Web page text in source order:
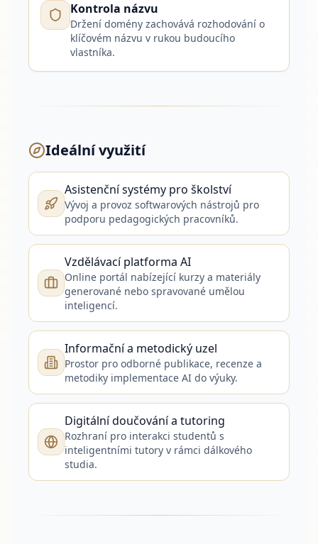
Kontrola názvu
Držení domény zachovává rozhodování o
klíčovém názvu v rukou budoucího
vlastníka.
Ideální využití
Asistenční systémy pro školství
Vývoj a provoz softwarových nástrojů pro
podporu pedagogických pracovníků.
Vzdělávací platforma AI
Online portál nabízející kurzy a materiály
generované nebo spravované umělou
inteligencí.
Informační a metodický uzel
Prostor pro odborné publikace, recenze a
metodiky implementace AI do výuky.
Digitální doučování a tutoring
Rozhraní pro interakci studentů s
inteligentními tutory v rámci dálkového
studia.